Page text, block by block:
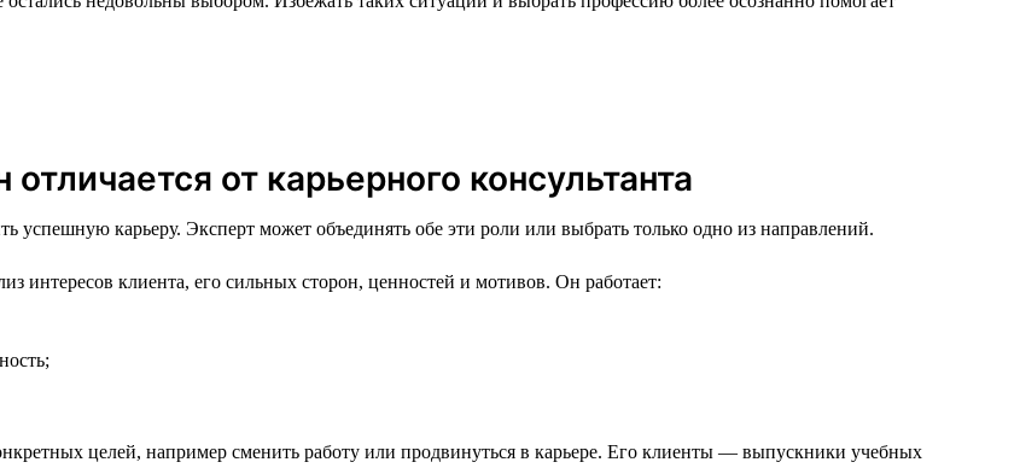
от карьерного консультанта
успешную карьеру. Эксперт может объединять обе эти роли или выбрать только одно из направлений.
интересов клиента, его сильных сторон, ценностей и мотивов. Он работает:
целей, например сменить работу или продвинуться в карьере. Его клиенты — выпускники учебных